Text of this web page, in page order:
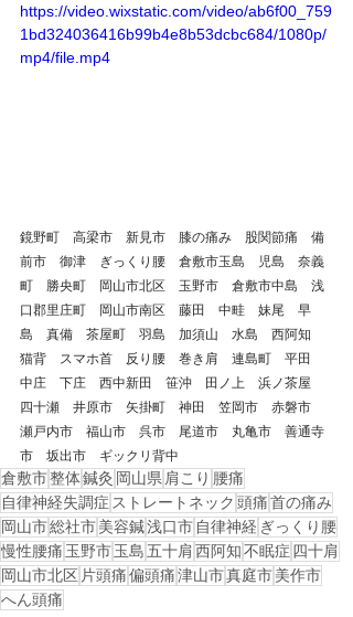
https://video.wixstatic.com/video/ab6f00_759
1bd324036416b99b4e8b53dcbc684/1080p/
mp4/file.mp4
鏡野町　高梁市　新見市　膝の痛み　股関節痛　備
前市　御津　ぎっくり腰　倉敷市玉島　児島　奈義
町　勝央町　岡山市北区　玉野市　倉敷市中島　浅
口郡里庄町　岡山市南区　藤田　中畦　妹尾　早
島　真備　茶屋町　羽島　加須山　水島　西阿知
猫背　スマホ首　反り腰　巻き肩　連島町　平田
中庄　下庄　西中新田　笹沖　田ノ上　浜ノ茶屋
四十瀬　井原市　矢掛町　神田　笠岡市　赤磐市
瀬戸内市　福山市　呉市　尾道市　丸亀市　善通寺
市　坂出市　ギックリ背中
倉敷市整体鍼灸 岡山県 肩こり 腰痛
自律神経失調症 ストレートネック 頭痛首の痛み
岡山市総社市美容鍼浅口市 自律神経 ぎっくり腰
慢性腰痛 玉野市玉島 五十肩西阿知不眠症 四十肩
岡山市北区 片頭痛偏頭痛津山市真庭市美作市
へん頭痛